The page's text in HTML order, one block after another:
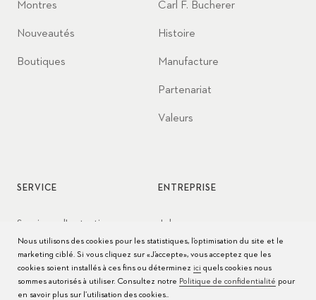
Montres
Nouveautés
Boutiques
Carl F. Bucherer
Histoire
Manufacture
Partenariat
Valeurs
SERVICE
Services d'entretien
Conseils d’entretien
Modes d'emploi
ENTREPRISE
Jobs
Presse
Contact
Nous utilisons des cookies pour les statistiques, l’optimisation du site et le
marketing ciblé. Si vous cliquez sur «J’accepte», vous acceptez que les
cookies soient installés à ces fins ou déterminez ici quels cookies nous
sommes autorisés à utiliser. Consultez notre Politique de confidentialité pour
en savoir plus sur l’utilisation des cookies..